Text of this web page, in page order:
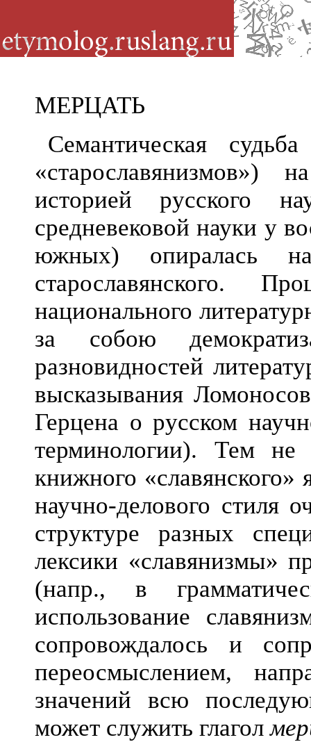
МЕРЦАТЬ
Семантическая
«старославянизмов»)
историей русского
средневековой науки у
южных) опиралась
старославянского.
национального
за собою
разновидностей
высказывания
Герцена о русском
терминологии). Тем не
книжного
научно-делового стиля
структуре разных
лексики «славянизмы»
(напр., в
использование
сопровождалось и
переосмыслением,
значений всю
может служить глагол